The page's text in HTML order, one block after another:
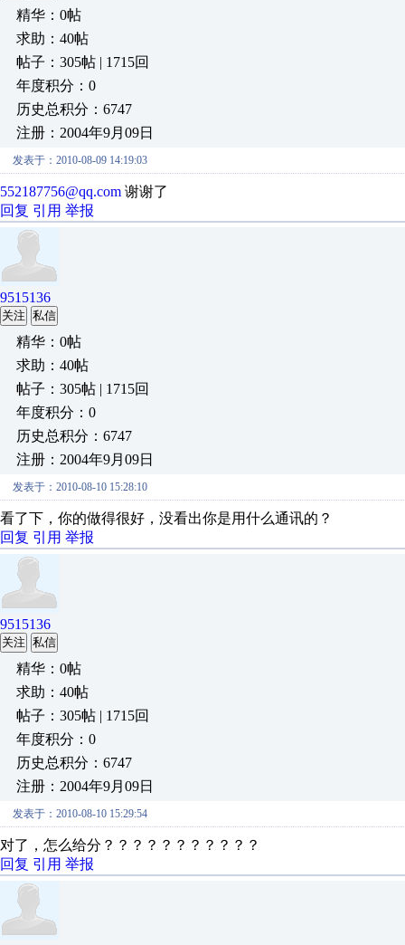
精华：0帖
求助：40帖
帖子：305帖 | 1715回
年度积分：0
历史总积分：6747
注册：2004年9月09日
发表于：2010-08-09 14:19:03
552187756@qq.com 谢谢了
回复 引用 举报
9515136
关注 私信
精华：0帖
求助：40帖
帖子：305帖 | 1715回
年度积分：0
历史总积分：6747
注册：2004年9月09日
发表于：2010-08-10 15:28:10
看了下，你的做得很好，没看出你是用什么通讯的？
回复 引用 举报
9515136
关注 私信
精华：0帖
求助：40帖
帖子：305帖 | 1715回
年度积分：0
历史总积分：6747
注册：2004年9月09日
发表于：2010-08-10 15:29:54
对了，怎么给分？？？？？？？？？？？
回复 引用 举报